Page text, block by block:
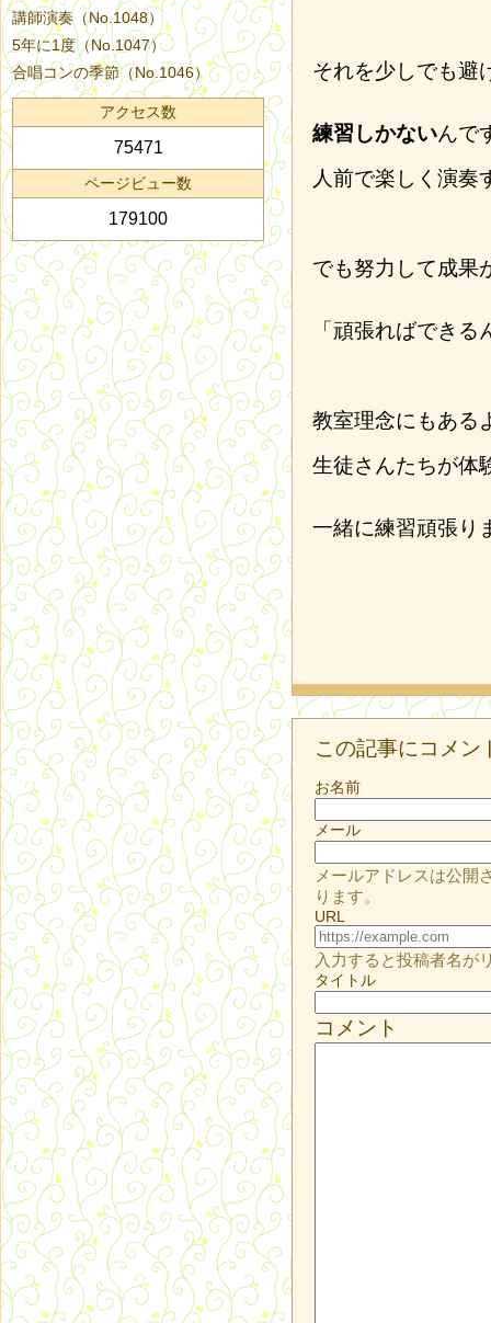
それを少しでも避
練習しかないんで
人前で楽しく演奏
でも努力して成果
「頑張ればできる
教室理念にもある
生徒さんたちが体
一緒に練習頑張り
この記事にコメン
お名前
メール
メールアドレスは公開
ります。
URL
入力すると投稿者名が
タイトル
コメント
講師演奏（No.1048）
5年に1度（No.1047）
合唱コンの季節（No.1046）
アクセス数
75471
ページビュー数
179100